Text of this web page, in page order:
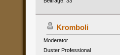
Kromboli
Moderator
Duster Professional